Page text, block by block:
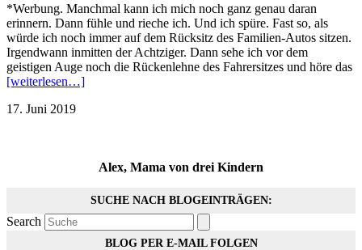
*Werbung. Manchmal kann ich mich noch ganz genau daran
erinnern. Dann fühle und rieche ich. Und ich spüre. Fast so, als
würde ich noch immer auf dem Rücksitz des Familien-Autos sitzen.
Irgendwann inmitten der Achtziger. Dann sehe ich vor dem
geistigen Auge noch die Rückenlehne des Fahrersitzes und höre das
[weiterlesen…]
17. Juni 2019
Alex, Mama von drei Kindern
SUCHE NACH BLOGEINTRÄGEN:
Search
BLOG PER E-MAIL FOLGEN